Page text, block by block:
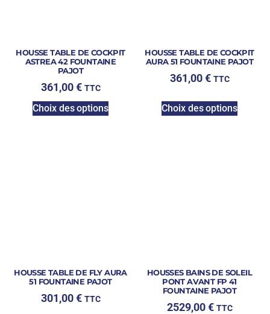
HOUSSE TABLE DE COCKPIT
ASTREA 42 FOUNTAINE
PAJOT
361,00€ TTC
Choix des options
HOUSSE TABLE DE COCKPIT
AURA 51 FOUNTAINE PAJOT
361,00€ TTC
Choix des options
HOUSSE TABLE DE FLY AURA
51 FOUNTAINE PAJOT
301,00€ TTC
HOUSSES BAINS DE SOLEIL
PONT AVANT FP 41
FOUNTAINE PAJOT
2529,00€ TTC